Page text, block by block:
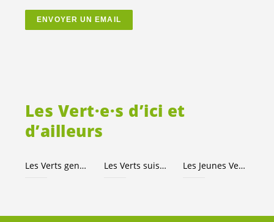
Les Vert·e·s d’ici et
d’ailleurs
Les Verts genevois Les Verts suisses Les Jeunes Vert·e·s
ENVOYER UN EMAIL